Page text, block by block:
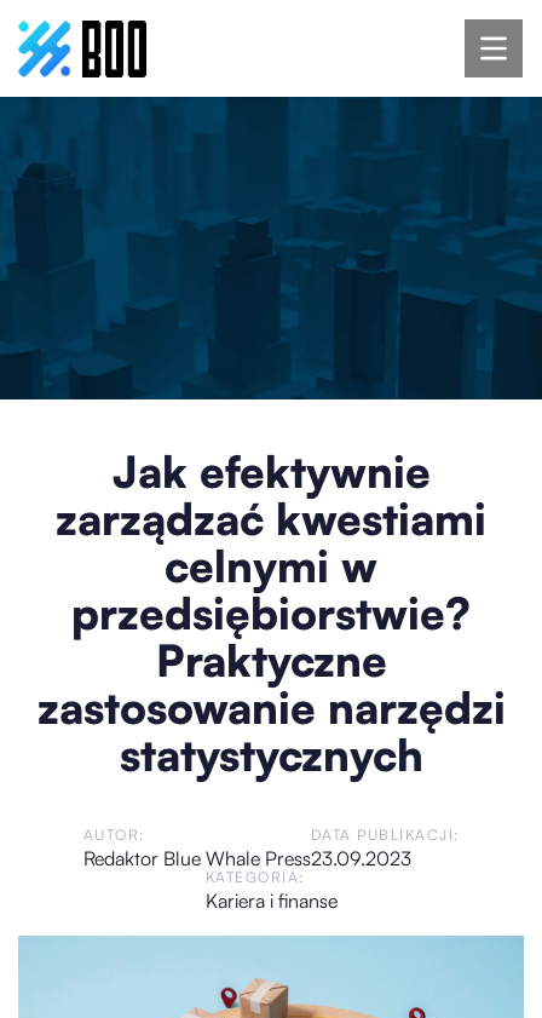
Jak efektywnie
zarządzać kwestiami
celnymi w
przedsiębiorstwie?
Praktyczne
zastosowanie narzędzi
statystycznych
AUTOR:
Redaktor Blue Whale Press
DATA PUBLIKACJI:
23.09.2023
KATEGORIA:
Kariera i finanse